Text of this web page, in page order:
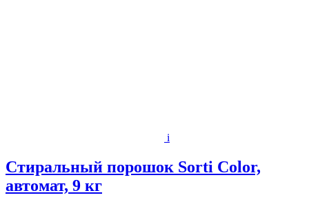
i
Стиральный порошок Sorti Color,
автомат, 9 кг